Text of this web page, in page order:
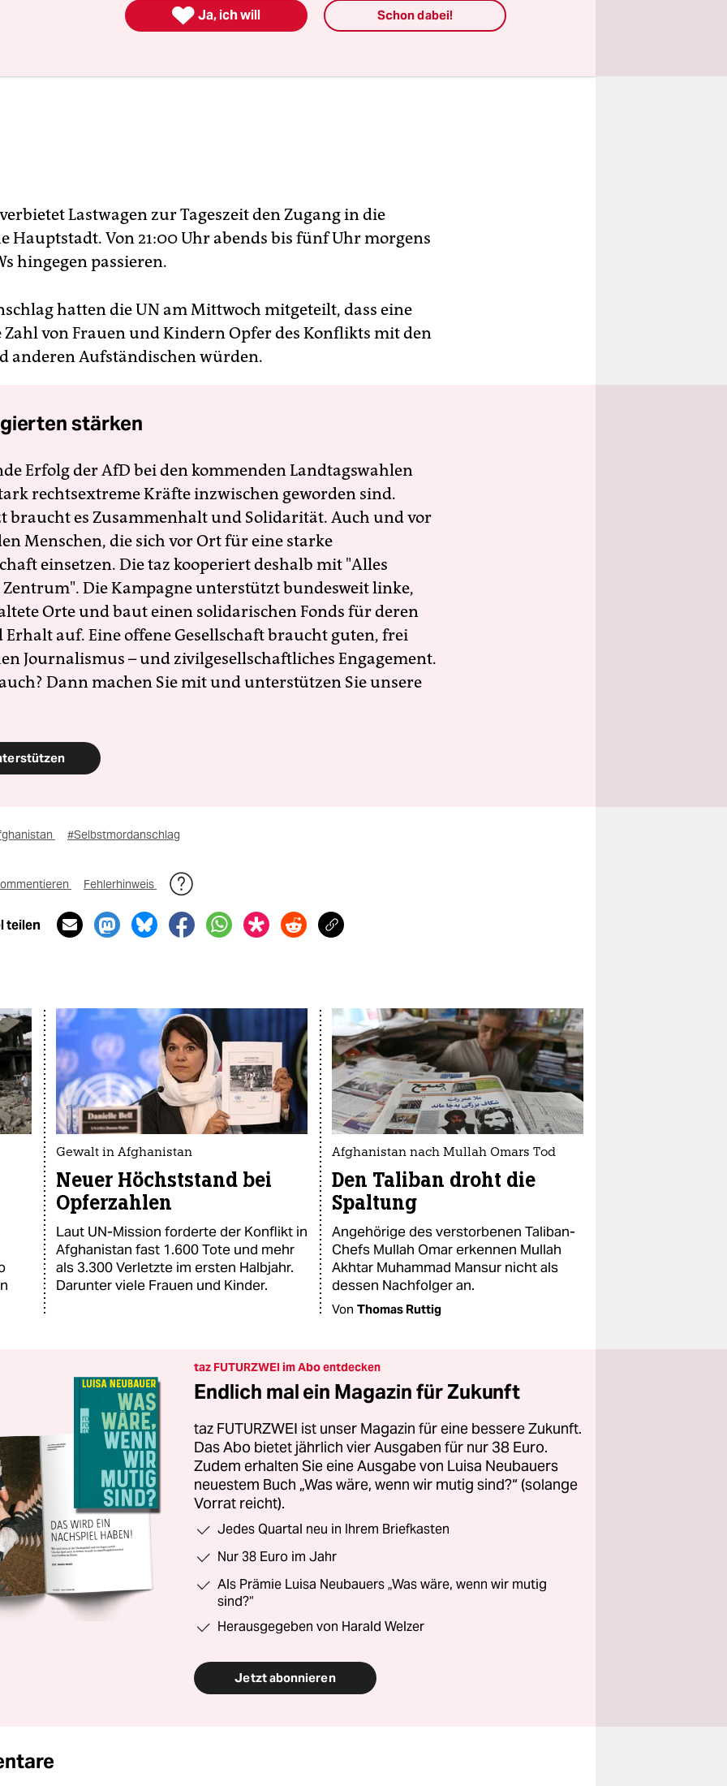
Lastwagen zur Tageszeit den Zugang in die
Hauptstadt. Von 21:00 Uhr abends bis fünf Uhr morgens
hingegen passieren.
hatten die UN am Mittwoch mitgeteilt, dass eine
Zahl von Frauen und Kindern Opfer des Konflikts mit den
anderen Aufständischen würden.
stärken
Erfolg der AfD bei den kommenden Landtagswahlen
rechtsextreme Kräfte inzwischen geworden sind.
braucht es Zusammenhalt und Solidarität. Auch und vor
Menschen, die sich vor Ort für eine starke
einsetzen. Die taz kooperiert deshalb mit "Alles
Die Kampagne unterstützt bundesweit linke,
Orte und baut einen solidarischen Fonds für deren
Erhalt auf. Eine offene Gesellschaft braucht guten, frei
Journalismus – und zivilgesellschaftliches Engagement.
Dann machen Sie mit und unterstützen Sie unsere
#Selbstmordanschlag
Fehlerhinweis
teilen
Gewalt in Afghanistan
Neuer Höchststand bei
Opferzahlen
Laut UN-Mission forderte der Konflikt in
Afghanistan fast 1.600 Tote und mehr
als 3.300 Verletzte im ersten Halbjahr.
Darunter viele Frauen und Kinder.
Afghanistan nach Mullah Omars Tod
Den Taliban droht die
Spaltung
Angehörige des verstorbenen Taliban-
Chefs Mullah Omar erkennen Mullah
Akhtar Muhammad Mansur nicht als
dessen Nachfolger an.
Von Thomas Ruttig
taz FUTURZWEI im Abo entdecken
Endlich mal ein Magazin für Zukunft
taz FUTURZWEI ist unser Magazin für eine bessere Zukunft.
Das Abo bietet jährlich vier Ausgaben für nur 38 Euro.
Zudem erhalten Sie eine Ausgabe von Luisa Neubauers
neuestem Buch „Was wäre, wenn wir mutig sind?“ (solange
Vorrat reicht).
Jedes Quartal neu in Ihrem Briefkasten
Nur 38 Euro im Jahr
Als Prämie Luisa Neubauers „Was wäre, wenn wir mutig
sind?“
Herausgegeben von Harald Welzer
Jetzt abonnieren
 Ja, ich will Schon dabei!